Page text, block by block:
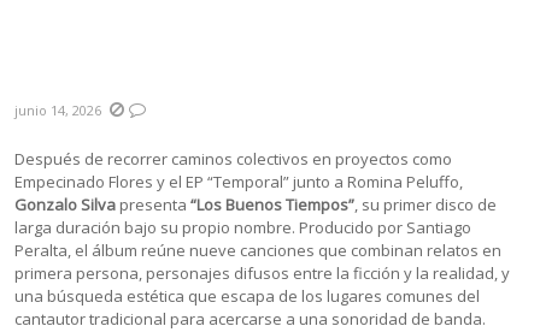
junio 14, 2026
Después de recorrer caminos colectivos en proyectos como
Empecinado Flores y el EP “Temporal” junto a Romina Peluffo,
Gonzalo Silva presenta“Los Buenos Tiempos”, su primer disco de
larga duración bajo su propio nombre. Producido por Santiago
Peralta, el álbum reúne nueve canciones que combinan relatos en
primera persona, personajes difusos entre la ficción y la realidad, y
una búsqueda estética que escapa de los lugares comunes del
cantautor tradicional para acercarse a una sonoridad de banda.